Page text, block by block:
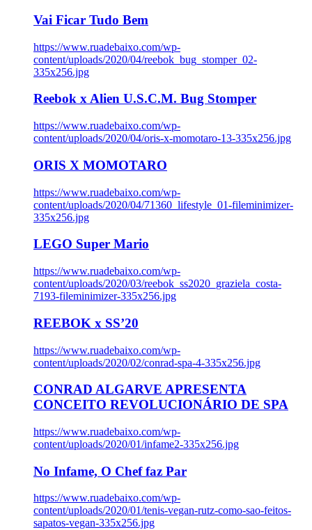
Vai Ficar Tudo Bem
https://www.ruadebaixo.com/wp-
content/uploads/2020/04/reebok_bug_stomper_02-
335x256.jpg
Reebok x Alien U.S.C.M. Bug Stomper
https://www.ruadebaixo.com/wp-
content/uploads/2020/04/oris-x-momotaro-13-335x256.jpg
ORIS X MOMOTARO
https://www.ruadebaixo.com/wp-
content/uploads/2020/04/71360_lifestyle_01-fileminimizer-
335x256.jpg
LEGO Super Mario
https://www.ruadebaixo.com/wp-
content/uploads/2020/03/reebok_ss2020_graziela_costa-
7193-fileminimizer-335x256.jpg
REEBOK x SS’20
https://www.ruadebaixo.com/wp-
content/uploads/2020/02/conrad-spa-4-335x256.jpg
CONRAD ALGARVE APRESENTA
CONCEITO REVOLUCIONÁRIO DE SPA
https://www.ruadebaixo.com/wp-
content/uploads/2020/01/infame2-335x256.jpg
No Infame, O Chef faz Par
https://www.ruadebaixo.com/wp-
content/uploads/2020/01/tenis-vegan-rutz-como-sao-feitos-
sapatos-vegan-335x256.jpg